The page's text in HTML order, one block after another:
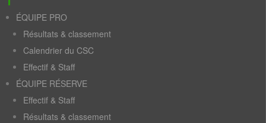
ÉQUIPE PRO
Résultats & classement
Calendrier du CSC
Effectif & Staff
ÉQUIPE RÉSERVE
Effectif & Staff
Résultats & classement